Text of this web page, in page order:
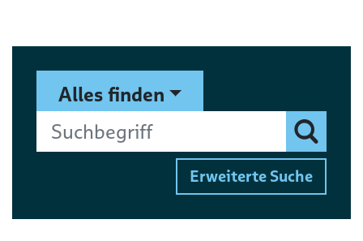
Suchformular
Alles finden
Suchbegriff
Finden
Erweiterte Suche